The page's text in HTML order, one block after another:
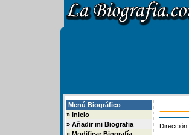
Menú Biográfico
» Inicio
» Añadir mi Biografia
Dirección: